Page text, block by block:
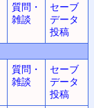
質問・
雑談
セーブ
データ
投稿
質問・
雑談
セーブ
データ
投稿